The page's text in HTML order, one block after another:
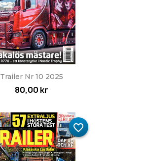
Trailer Nr 10 2025
80,00 kr
favorite_border